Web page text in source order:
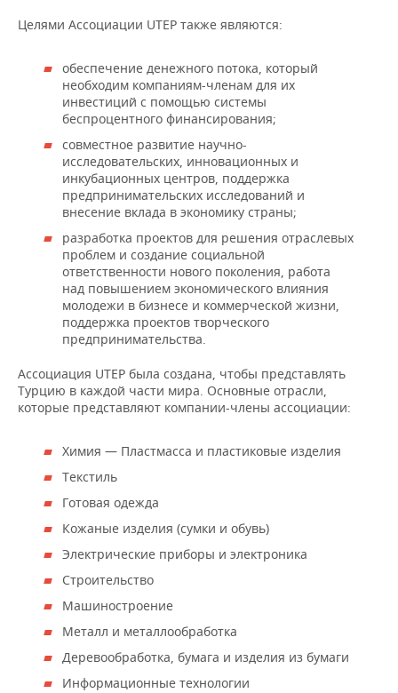
Целями Ассоциации UTEP также являются:
обеспечение денежного потока, который
необходим компаниям-членам для их
инвестиций с помощью системы
беспроцентного финансирования;
совместное развитие научно-
исследовательских, инновационных и
инкубационных центров, поддержка
предпринимательских исследований и
внесение вклада в экономику страны;
разработка проектов для решения отраслевых
проблем и создание социальной
ответственности нового поколения, работа
над повышением экономического влияния
молодежи в бизнесе и коммерческой жизни,
поддержка проектов творческого
предпринимательства.
Ассоциация UTEP была создана, чтобы представлять
Турцию в каждой части мира. Основные отрасли,
которые представляют компании-члены ассоциации:
Химия — Пластмасса и пластиковые изделия
Текстиль
Готовая одежда
Кожаные изделия (сумки и обувь)
Электрические приборы и электроника
Строительство
Машиностроение
Металл и металлообработка
Деревообработка, бумага и изделия из бумаги
Информационные технологии